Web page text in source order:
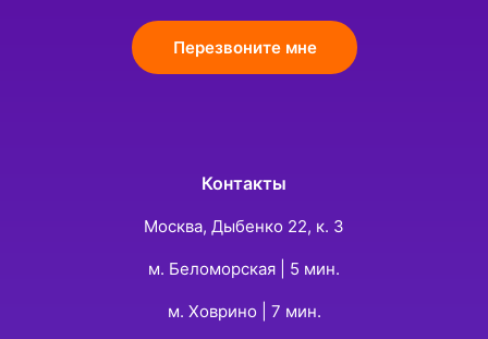
Перезвоните мне
Контакты
Москва, Дыбенко 22, к. 3
м. Беломорская | 5 мин.
м. Ховрино | 7 мин.